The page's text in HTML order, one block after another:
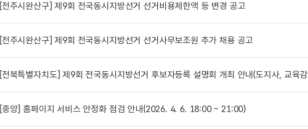
[전주시완산구] 제9회 전국동시지방선거 선거비용제한액 등 변경 공고
[전주시완산구] 제9회 전국동시지방선거 선거사무보조원 추가 채용 공고
[전북특별자치도] 제9회 전국동시지방선거 후보자등록 설명회 개최 안내(도지사, 교육감 및 비례도의원선거)
[중앙] 홈페이지 서비스 안정화 점검 안내(2026. 4. 6. 18:00 ~ 21:00)